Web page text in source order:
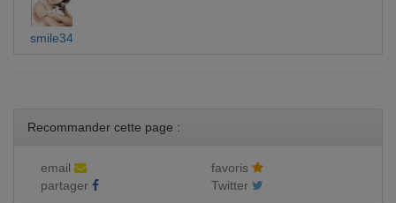
smile34
Recommander cette page :
email
favoris
partager
Twitter